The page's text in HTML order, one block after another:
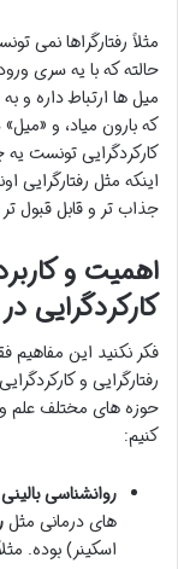
مثلاً رفتارگراها نمی
حالته که با یه سری
میل ها ارتباط داره و
که بارون میاد، و
کارکردگرایی تونست
اینکه مثل رفتارگرایی
جذاب تر و قابل قبول تر
اهمیت و
کارکردگرایی
فکر نکنید این
رفتارگرایی و
حوزه های مختلف علم و
کنیم:
روانشناسی
های درمانی مثل
اسکینر) بوده.